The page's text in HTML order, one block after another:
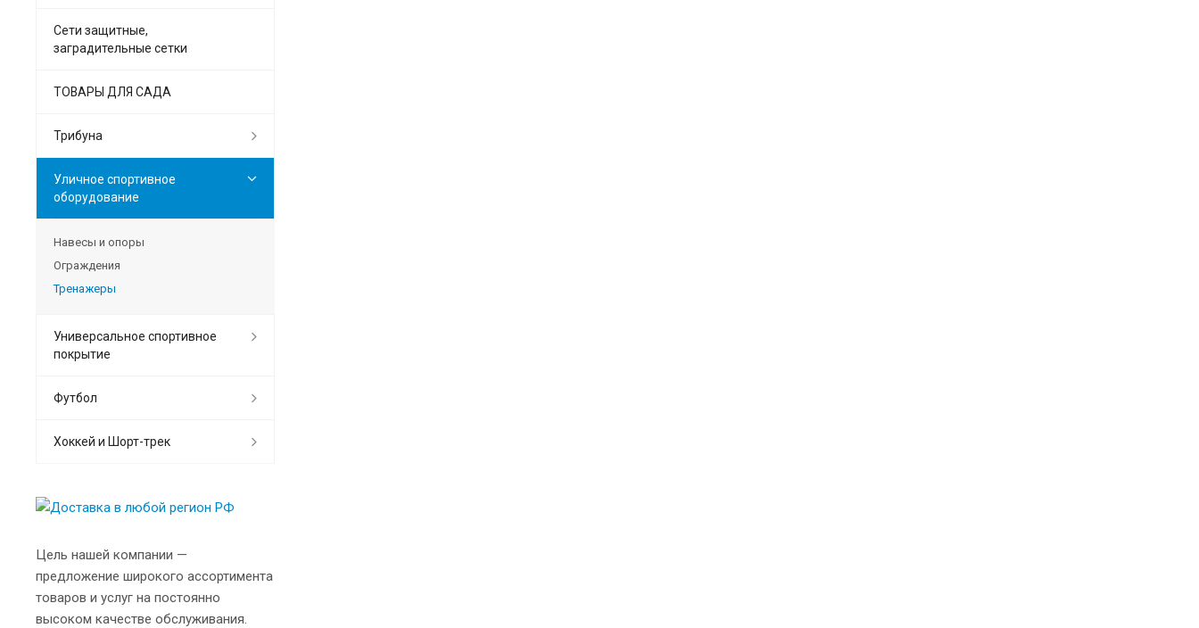
Сети защитные,
заградительные сетки
ТОВАРЫ ДЛЯ САДА
Трибуна
Уличное спортивное
оборудование
Навесы и опоры
Ограждения
Тренажеры
Универсальное спортивное
покрытие
Футбол
Хоккей и Шорт-трек
Цель нашей компании —
предложение широкого ассортимента
товаров и услуг на постоянно
высоком качестве обслуживания.